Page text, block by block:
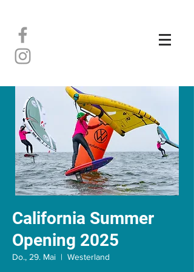
California Summer
Opening 2025
Do., 29. Mai
  |
Westerland